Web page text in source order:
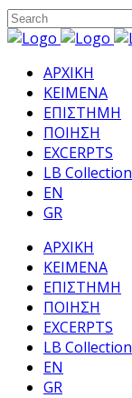
ΑΡΧΙΚΗ
ΚΕΙΜΕΝΑ
ΕΠΙΣΤΗΜΗ
ΠΟΙΗΣΗ
EXCERPTS
LB Collection
EN
GR
ΑΡΧΙΚΗ
ΚΕΙΜΕΝΑ
ΕΠΙΣΤΗΜΗ
ΠΟΙΗΣΗ
EXCERPTS
LB Collection
EN
GR